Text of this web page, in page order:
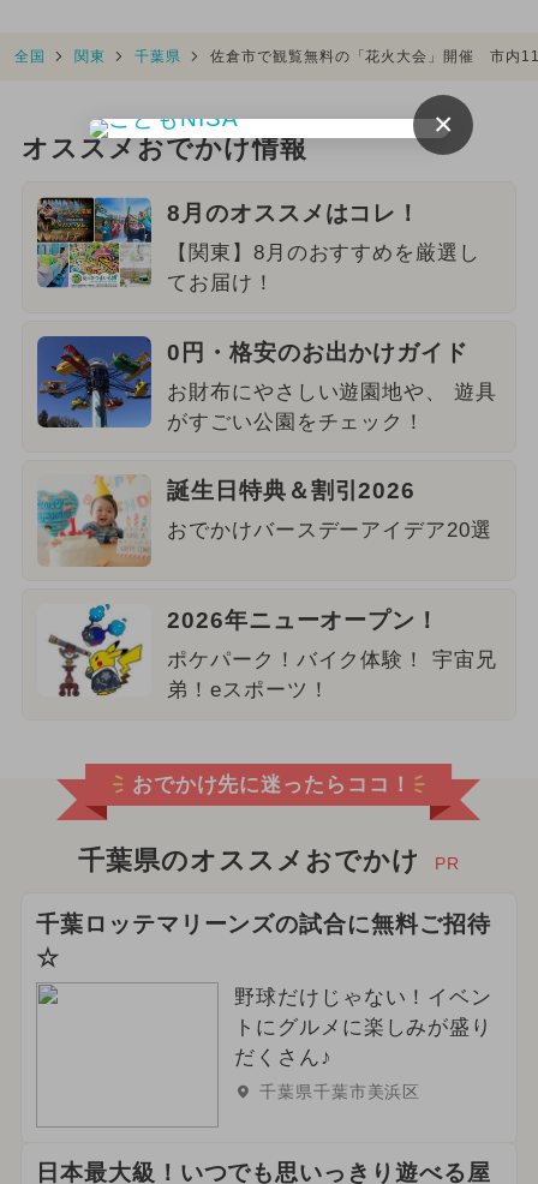
全国 関東 千葉県 佐倉市で観覧無料の「花火大会」開催 市内
オススメおでかけ情報
8月のオススメはコレ！
【関東】8月のおすすめを厳選し
てお届け！
0円・格安のお出かけガイド
お財布にやさしい遊園地や、 遊具
がすごい公園をチェック！
誕生日特典＆割引2026
おでかけバースデーアイデア20選
2026年ニューオープン！
ポケパーク！バイク体験！ 宇宙兄
弟！eスポーツ！
おでかけ先に迷ったらココ！
千葉県のオススメおでかけ PR
千葉ロッテマリーンズの試合に無料ご招待
☆
野球だけじゃない！イベン
トにグルメに楽しみが盛り
だくさん♪
千葉県千葉市美浜区
日本最大級！いつでも思いっきり遊べる屋
×